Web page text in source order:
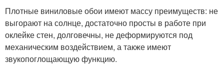
Плотные виниловые обои имеют массу преимуществ: не
выгорают на солнце, достаточно просты в работе при
оклейке стен, долговечны, не деформируются под
механическим воздействием, а также имеют
звукопоглощающую функцию.